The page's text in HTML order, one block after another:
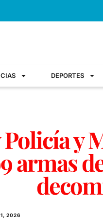
DEPORTES
y
armas
2026